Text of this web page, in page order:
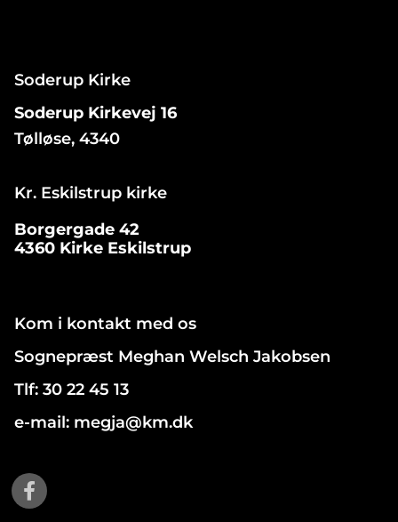
Soderup Kirke
Soderup Kirkevej 16
Tølløse, 4340
Kr. Eskilstrup kirke
Borgergade 42
4360 Kirke Eskilstrup
Kom i kontakt med os
Sognepræst Meghan Welsch Jakobsen
Tlf: 30 22 45 13
e-mail: megja@km.dk